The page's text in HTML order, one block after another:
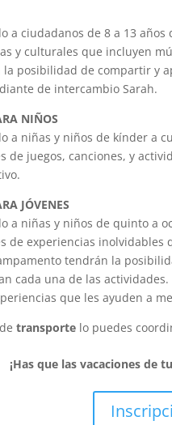
a ciudadanos de 8 a 13
y culturales que incluyen
posibilidad de compartir y
de intercambio Sarah.
NIÑOS
a niñas y niños de kínder a
de juegos, canciones, y
JÓVENES
a niñas y niños de quinto a
de experiencias
tendrán la
cada una de las
que les ayuden a
transporte lo puedes
¡Has que las vacaciones de